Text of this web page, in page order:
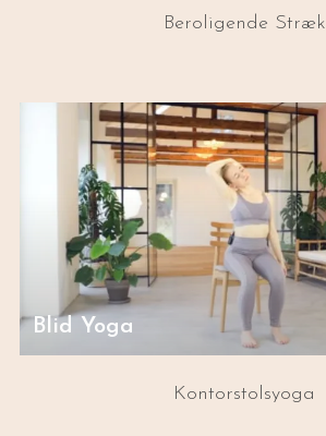
Beroligende Stræk
Blid Yoga
Kontorstolsyoga